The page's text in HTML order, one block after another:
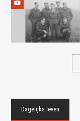
Dagelijks leven